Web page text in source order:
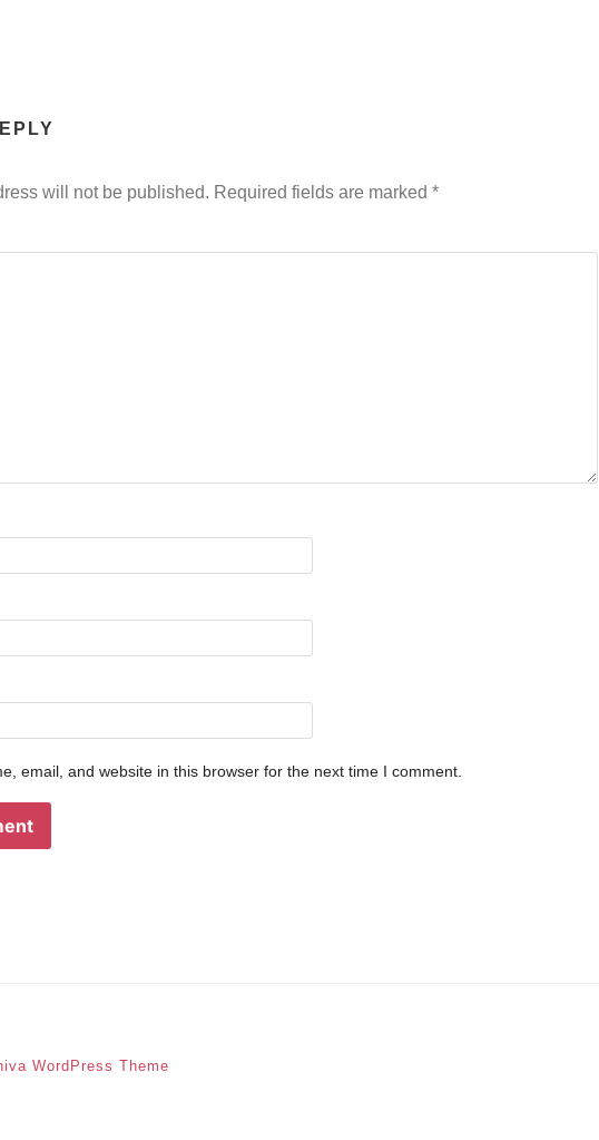
will not be published. Required fields are marked *
email, and website in this browser for the next time I comment.
WordPress Theme